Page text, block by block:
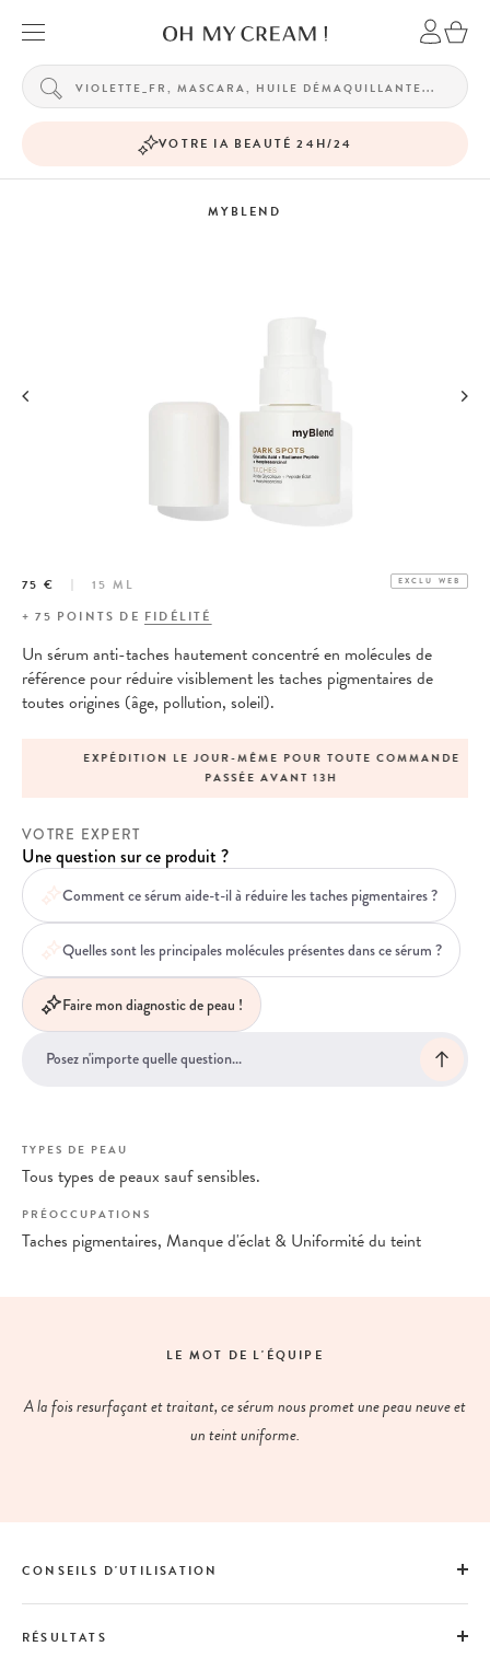
VOTRE IA BEAUTÉ 24H/24
MYBLEND
75 € 15 ML EXCLU WEB
+75 POINTS DE FIDÉLITÉ
Un sérum anti-taches hautement concentré en molécules de
référence pour réduire visiblement les taches pigmentaires de
toutes origines (âge, pollution, soleil).
EXPÉDITION LE JOUR-MÊME POUR TOUTE COMMANDE
PASSÉE AVANT 13H
VOTRE EXPERT
Une question sur ce produit ?
Comment ce sérum aide-t-il à réduire les taches pigmentaires ?
Quelles sont les principales molécules présentes dans ce sérum ?
Faire mon diagnostic de peau !
TYPES DE PEAU
Tous types de peaux sauf sensibles.
PRÉOCCUPATIONS
Taches pigmentaires, Manque d'éclat & Uniformité du teint
LE MOT DE L'ÉQUIPE
A la fois resurfaçant et traitant, ce sérum nous promet une peau neuve et
un teint uniforme.
CONSEILS D'UTILISATION
RÉSULTATS